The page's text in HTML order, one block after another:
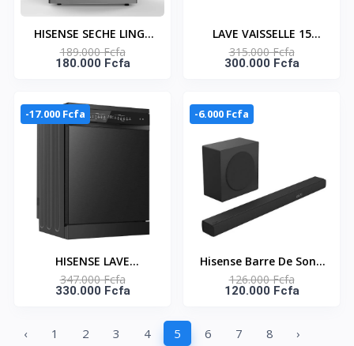
HISENSE SECHE LINGE
8KG FRONTAL A
VENTILATEUR GRIS -
189.000 Fcfa
180.000 Fcfa
LAVE VAISSELLE 15
COUVERTS A++ 3
NIVEAUX LAVAGE -
315.000 Fcfa
300.000 Fcfa
-17.000 Fcfa
HISENSE LAVE
VAISSELLE 16
COUVERTS AUTO WASH
347.000 Fcfa
330.000 Fcfa
-6.000 Fcfa
Hisense Barre De Son -
AX3100Q - 3.1Ch/ Sans
Fil/ 500W/ Dolby
Bluetooth 5.3/ Noir
126.000 Fcfa
120.000 Fcfa
‹ 1 2 3 4 5 6 7 8 ›